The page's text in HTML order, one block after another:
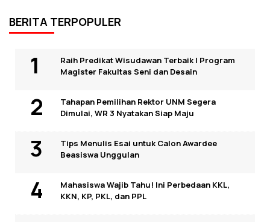
BERITA TERPOPULER
Raih Predikat Wisudawan Terbaik I Program
Magister Fakultas Seni dan Desain
Tahapan Pemilihan Rektor UNM Segera
Dimulai, WR 3 Nyatakan Siap Maju
Tips Menulis Esai untuk Calon Awardee
Beasiswa Unggulan
Mahasiswa Wajib Tahu! Ini Perbedaan KKL,
KKN, KP, PKL, dan PPL